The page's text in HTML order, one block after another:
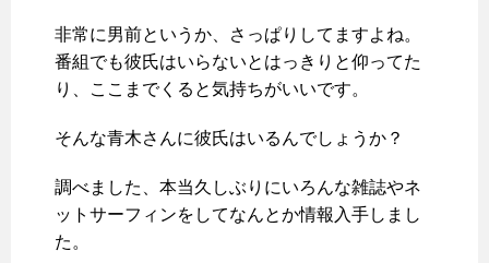
非常に男前というか、さっぱりしてますよね。
番組でも彼氏はいらないとはっきりと仰ってた
り、ここまでくると気持ちがいいです。
そんな青木さんに彼氏はいるんでしょうか？
調べました、本当久しぶりにいろんな雑誌やネ
ットサーフィンをしてなんとか情報入手しまし
た。